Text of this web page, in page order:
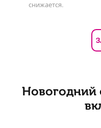
снижается.
Новогодний